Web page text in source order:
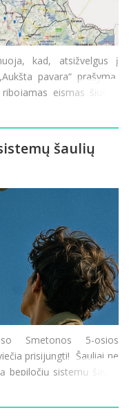
kad, atsižvelgus į
pavara“ prašymą,
eismas šiuose
„Prūseliai–Pa
šaulių
Smetonos 5-osios
prisijungti! Šauliai ne
bepiločių sistemų šaulių
tuos, kurie tu